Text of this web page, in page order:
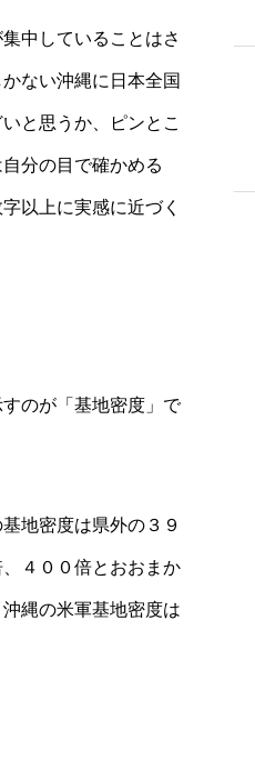
中していることはさ
ない沖縄に日本全国
と思うか、ピンとこ
分の目で確かめる
以上に実感に近づく
のが「基地密度」で
地密度は県外の３９
４００倍とおおまか
縄の米軍基地密度は